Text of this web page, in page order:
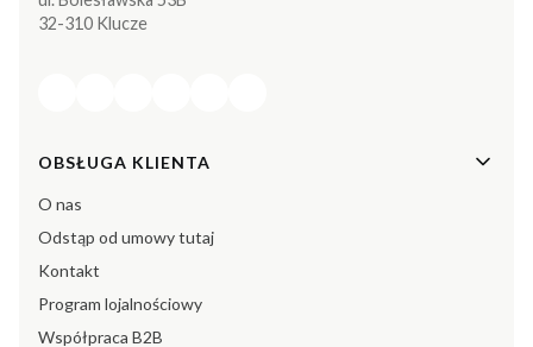
32-310 Klucze
Linki w stopce
OBSŁUGA KLIENTA
O nas
Odstąp od umowy tutaj
Kontakt
Program lojalnościowy
Współpraca B2B